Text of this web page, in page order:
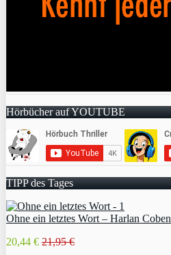
Hörbücher auf YOUTUBE
TIPP des Tages
Ohne ein letztes Wort – Harlan Coben
20,44 € 21,95 €